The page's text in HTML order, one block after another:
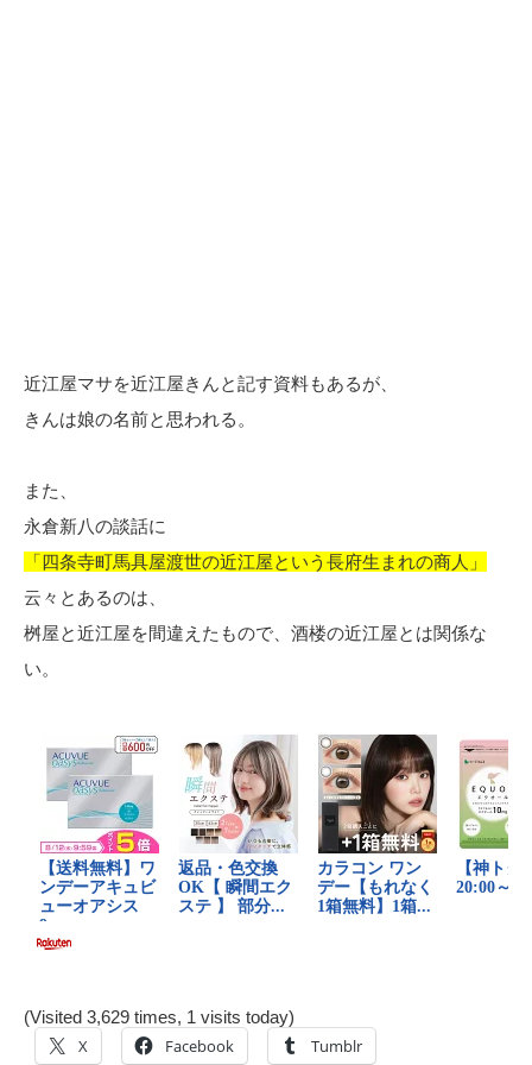
近江屋マサを近江屋きんと記す資料もあるが、
きんは娘の名前と思われる。
また、
永倉新八の談話に
「四条寺町馬具屋渡世の近江屋という長府生まれの商人」
云々とあるのは、
桝屋と近江屋を間違えたもので、酒楼の近江屋とは関係な
い。
(Visited 3,629 times, 1 visits today)
X Facebook Tumblr